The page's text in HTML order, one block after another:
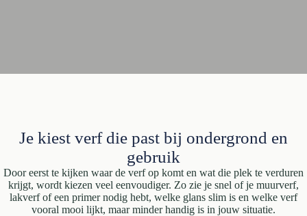
Je kiest verf die past bij ondergrond en
gebruik
Door eerst te kijken waar de verf op komt en wat die plek te verduren
krijgt, wordt kiezen veel eenvoudiger. Zo zie je snel of je muurverf,
lakverf of een primer nodig hebt, welke glans slim is en welke verf
vooral mooi lijkt, maar minder handig is in jouw situatie.